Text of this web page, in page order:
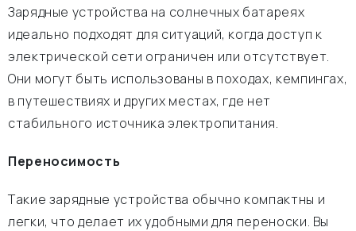
Зарядные устройства на солнечных батареях
идеально подходят для ситуаций, когда доступ к
электрической сети ограничен или отсутствует.
Они могут быть использованы в походах, кемпингах,
в путешествиях и других местах, где нет
стабильного источника электропитания.
Переносимость
Такие зарядные устройства обычно компактны и
легки, что делает их удобными для переноски. Вы